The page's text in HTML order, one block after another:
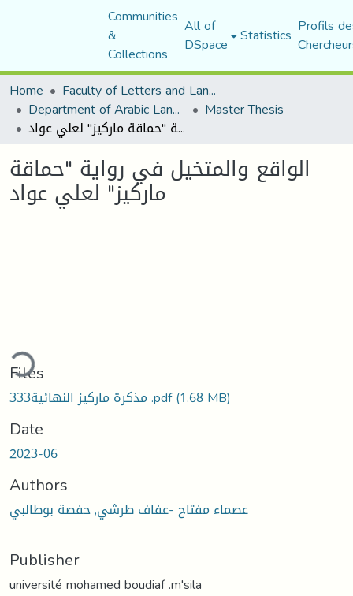
Communities
&
Collections
All of
DSpace Statistics Profils
Home
Faculty of Letters and Languages
Department of Arabic Language and Literature Master Thesis
الواقع والمتخيل في رواية "حماقة ماركيز" لعلي عواد
الواقع والمتخيل في رواية "حماقة
ماركيز" لعلي عواد
Files
333مذكرة ماركيز النهائية .pdf(1.68 MB)
Date
2023-06
Authors
عصماء مفتاح -عفاف طرشي, حفصة بوطالبي
Publisher
université mohamed boudiaf .m'sila